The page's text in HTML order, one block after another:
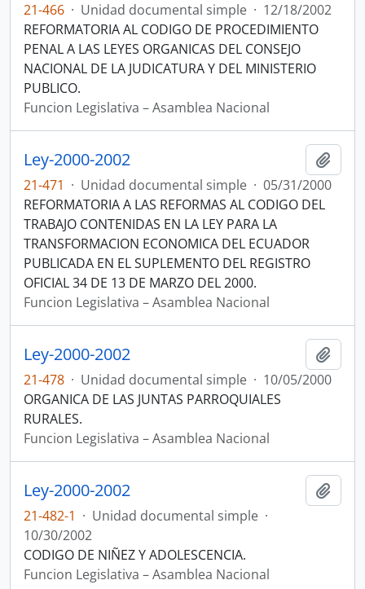
21-466 · Unidad documental simple · 12/18/2002
REFORMATORIA AL CODIGO DE PROCEDIMIENTO
PENAL A LAS LEYES ORGANICAS DEL CONSEJO
NACIONAL DE LA JUDICATURA Y DEL MINISTERIO
PUBLICO.
Funcion Legislativa – Asamblea Nacional
Ley-2000-2002
21-471 · Unidad documental simple · 05/31/2000
REFORMATORIA A LAS REFORMAS AL CODIGO DEL
TRABAJO CONTENIDAS EN LA LEY PARA LA
TRANSFORMACION ECONOMICA DEL ECUADOR
PUBLICADA EN EL SUPLEMENTO DEL REGISTRO
OFICIAL 34 DE 13 DE MARZO DEL 2000.
Funcion Legislativa – Asamblea Nacional
Ley-2000-2002
21-478 · Unidad documental simple · 10/05/2000
ORGANICA DE LAS JUNTAS PARROQUIALES
RURALES.
Funcion Legislativa – Asamblea Nacional
Ley-2000-2002
21-482-1 · Unidad documental simple ·
10/30/2002
CODIGO DE NIÑEZ Y ADOLESCENCIA.
Funcion Legislativa – Asamblea Nacional